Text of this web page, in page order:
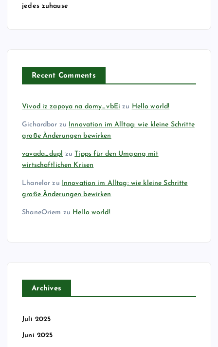
jedes zuhause
Recent Comments
Vivod iz zapoya na domy_vbEi zu Hello world!
Gichardbor zu
Innovation im Alltag: wie kleine Schritte
große Änderungen bewirken
vavada_dupl zuTipps für den Umgang mit
wirtschaftlichen Krisen
Lhanelor zu
Innovation im Alltag: wie kleine Schritte
große Änderungen bewirken
ShaneOriem zu Hello world!
Archives
Juli 2025
Juni 2025